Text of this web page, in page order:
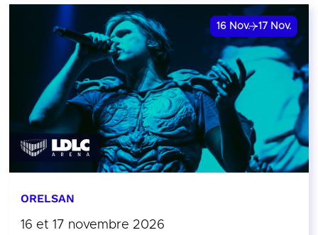
16 Nov. 17 Nov.
ORELSAN
16 et 17 novembre 2026